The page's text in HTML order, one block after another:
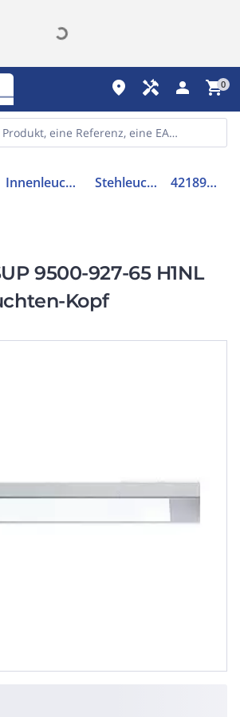
place handyman person shopping_cart0
Innenleuchten Stehleuchte 42189646
9500-927-65 H1NL
Kopf